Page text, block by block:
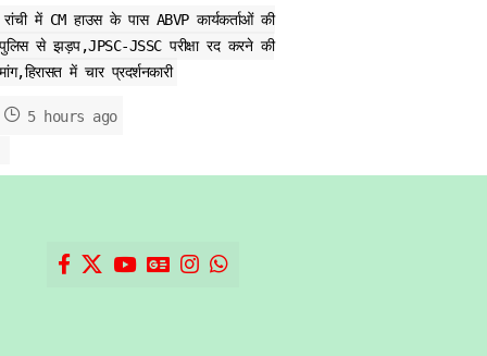
रांची में CM हाउस के पास ABVP कार्यकर्ताओं की
पुलिस से झड़प,JPSC-JSSC परीक्षा रद करने की
मांग,हिरासत में चार प्रदर्शनकारी
5 hours ago